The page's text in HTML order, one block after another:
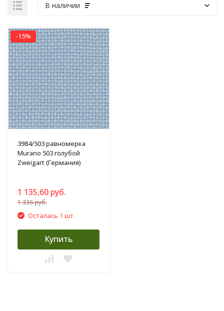
В наличии
-15%
3984/503 равномерка
Murano 503 голубой
Zweigart (Германия)
1 135,60 руб.
1 336 руб.
Осталась 1 шт.
Купить